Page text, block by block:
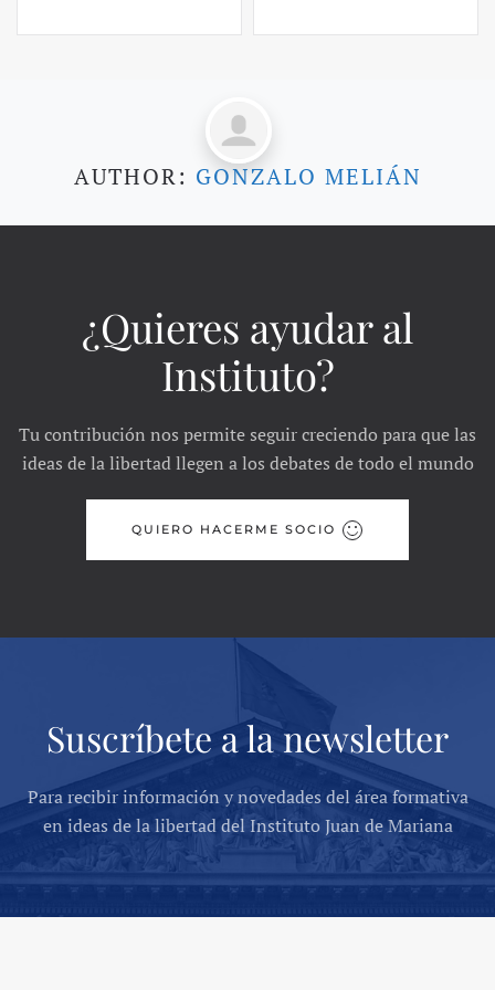
AUTHOR: GONZALO MELIÁN
¿Quieres ayudar al
Instituto?
Tu contribución nos permite seguir creciendo para que las
ideas de la libertad llegen a los debates de todo el mundo
QUIERO HACERME SOCIO
Suscríbete a la newsletter
Para recibir información y novedades del área formativa
en ideas de la libertad del Instituto Juan de Mariana